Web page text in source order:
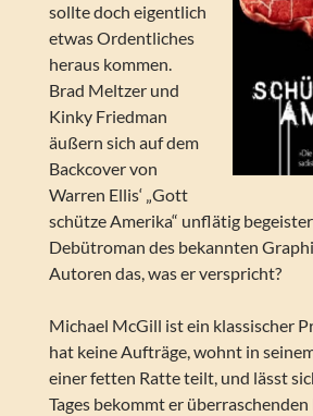
sollte doch eigentlich
etwas Ordentliches
heraus kommen.
Brad Meltzer und
Kinky Friedman
äußern sich auf dem
Backcover von
Warren Ellis‘ „Gott
schütze Amerika“ unflätig
Debütroman des bekannten
Autoren das, was er verspricht?
Michael McGill ist ein klassischer
hat keine Aufträge, wohnt in
einer fetten Ratte teilt, und lässt
Tages bekommt er überraschenden